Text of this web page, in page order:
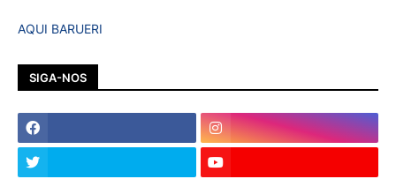
AQUI BARUERI
SIGA-NOS